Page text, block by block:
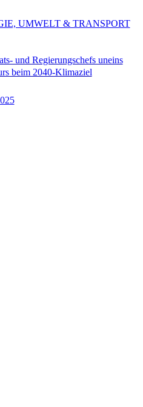
und Regierungschefs uneins
beim 2040-Klimaziel
UMWELT & TRANSPORT